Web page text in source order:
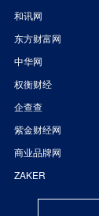
和讯网
东方财富网
中华网
权衡财经
企查查
紫金财经网
商业品牌网
ZAKER